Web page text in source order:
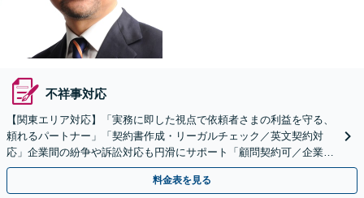
不祥事対応
【関東エリア対応】「実務に即した視点で依頼者さまの利益を守る、
頼れるパートナー」「契約書作成・リーガルチェック／英文契約対
応」企業間の紛争や訴訟対応も円滑にサポート「顧問契約可／企業規
模や業種に応じて柔軟にカスタマイズ」【休日・夜間相談可】
料金表を見る